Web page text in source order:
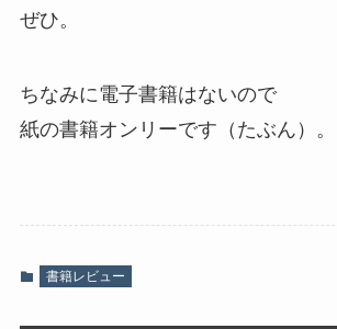
ぜひ。
ちなみに電子書籍はないので
紙の書籍オンリーです（たぶん）。
書籍レビュー